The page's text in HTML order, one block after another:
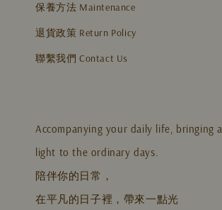
保養方法 Maintenance
退貨政策 Return Policy
聯繫我們 Contact Us
Accompanying your daily life, bringing
light to the ordinary days.
陪伴你的日常，
在平凡的日子裡，帶來一點光